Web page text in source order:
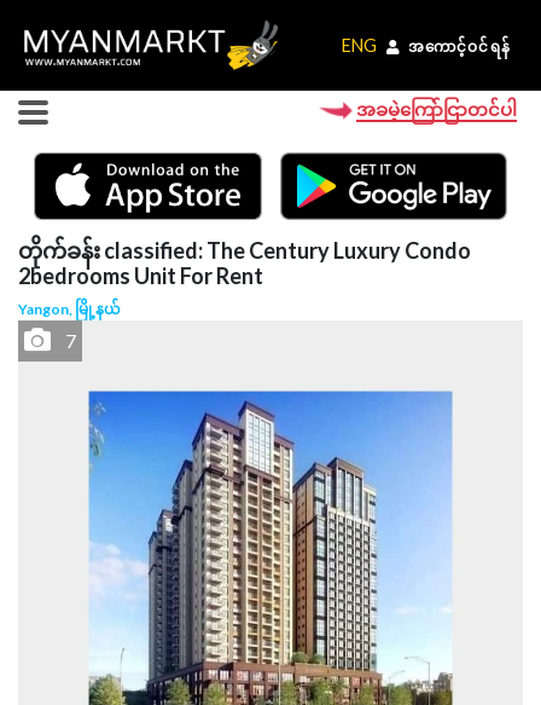
ENG အကောင့်ဝင်ရန်
ENG အကောင့်ဝင်ရန်
အခမဲ့ကြော်ငြာတင်ပါ
တိုက်ခန်း classified: The Century Luxury Condo
2bedrooms Unit For Rent
Yangon, မြို့နယ်
7